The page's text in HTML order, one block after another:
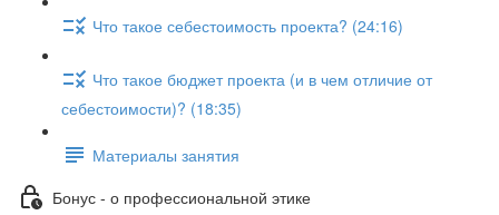
Что такое себестоимость проекта? (24:16)
Что такое бюджет проекта (и в чем отличие от
себестоимости)? (18:35)
Материалы занятия
Бонус - о профессиональной этике